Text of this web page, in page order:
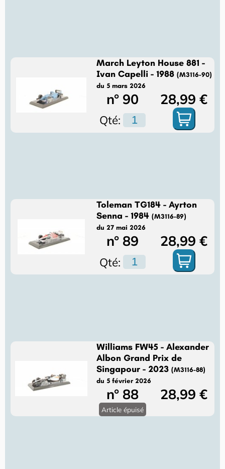
March Leyton House 881 -
Ivan Capelli - 1988(M3116-90)
du 5 mars 2026
n° 90 28,99 €
Qté:
Toleman TG184 - Ayrton
Senna - 1984(M3116-89)
du 27 mai 2026
n° 89 28,99 €
Qté:
Williams FW45 - Alexander
Albon Grand Prix de
Singapour - 2023(M3116-88)
du 5 février 2026
n° 88 28,99 €
Article épuisé